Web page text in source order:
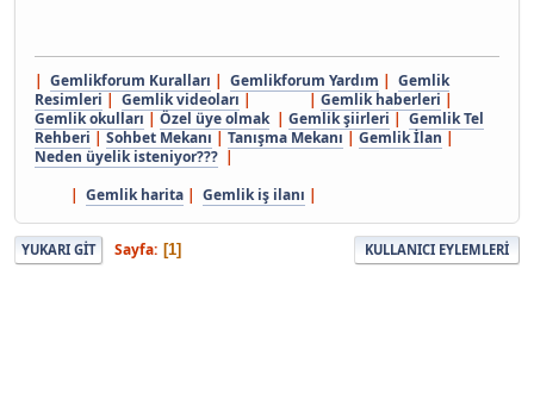
| Gemlikforum Kuralları | Gemlikforum Yardım | Gemlik
Resimleri | Gemlik videoları | | Gemlik haberleri |
Gemlik okulları | Özel üye olmak| Gemlik şiirleri | Gemlik Tel
Rehberi | Sohbet Mekanı | Tanışma Mekanı | Gemlik İlan |
Neden üyelik isteniyor??? |
| Gemlik harita | Gemlik iş ilanı |
YUKARI GIT Sayfa 1 KULLANICI EYLEMLERI